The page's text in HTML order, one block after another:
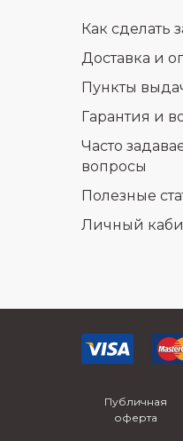
Доставка и
Часто
вопросы
Гарантия и
Полезные
Пункты
Как сделать
Личный
Публичная
оферта